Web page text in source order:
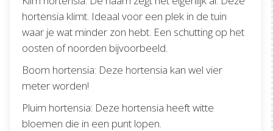
hortensia klimt. Ideaal voor een plek in de tuin
waar je wat minder zon hebt. Een schutting op het
oosten of noorden bijvoorbeeld.
Boom hortensia: Deze hortensia kan wel vier
meter worden!
Pluim hortensia: Deze hortensia heeft witte
bloemen die in een punt lopen.